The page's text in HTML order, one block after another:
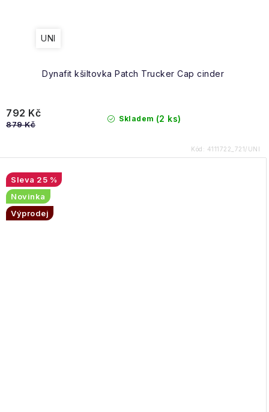
Dynafit kšiltovka Patch Trucker Cap cinder
UNI
Skladem (2 ks)
792 Kč
879 Kč
Kód: 4111722_721/UNI
25 %
Novinka
Výprodej